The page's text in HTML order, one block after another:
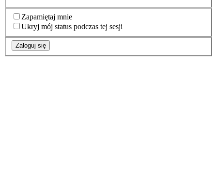
Zapamiętaj mnie
Ukryj mój status podczas tej sesji